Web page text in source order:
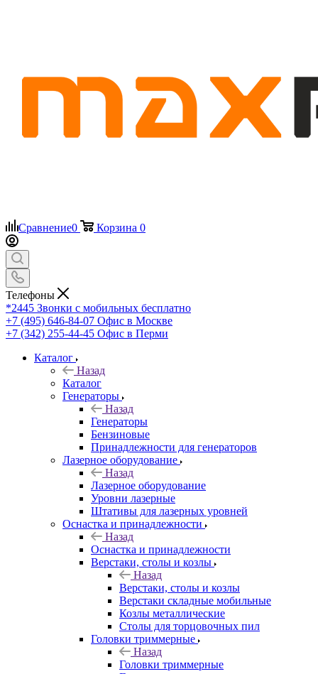
Сравнение0 Корзина 0
Телефоны
*2445 Звонки с мобильных бесплатно
+7 (495) 646-84-07 Офис в Москве
+7 (342) 255-44-45 Офис в Перми
Каталог
Назад
Каталог
Генераторы
Назад
Генераторы
Бензиновые
Принадлежности для генераторов
Лазерное оборудование
Назад
Лазерное оборудование
Уровни лазерные
Штативы для лазерных уровней
Оснастка и принадлежности
Назад
Оснастка и принадлежности
Верстаки, столы и козлы
Назад
Верстаки, столы и козлы
Верстаки складные мобильные
Козлы металлические
Столы для торцовочных пил
Головки триммерные
Назад
Головки триммерные